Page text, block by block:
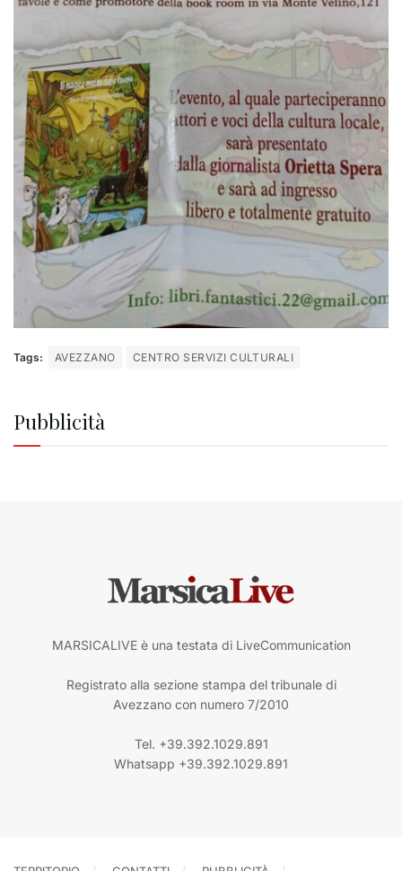
Tags: AVEZZANO CENTRO SERVIZI CULTURALI
Pubblicità
MARSICALIVE è una testata di LiveCommunication
Registrato alla sezione stampa del tribunale di
Avezzano con numero 7/2010
Tel. +39.392.1029.891
Whatsapp +39.392.1029.891